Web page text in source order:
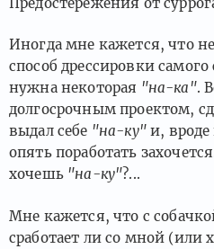
Иногда мне кажется, что
способ дрессировки
нужна некоторая "на-ка".
долгосрочным проектом,
выдал себе "на-ку"и, вроде
опять поработать
хочешь "на-ку"?...
Мне кажется, что с
сработает ли со мной (или